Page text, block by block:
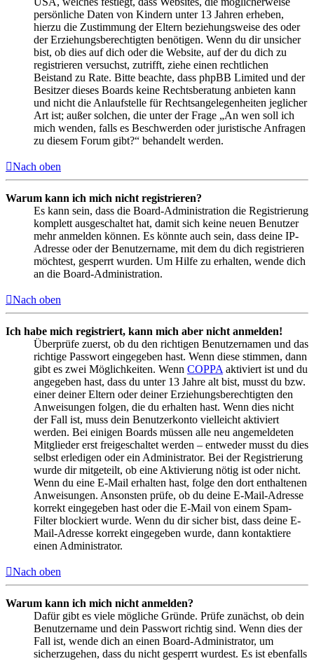
persönliche Daten von Kindern unter 13 Jahren erheben,
hierzu die Zustimmung der Eltern beziehungsweise des oder
der Erziehungsberechtigten benötigen. Wenn du dir unsicher
bist, ob dies auf dich oder die Website, auf der du dich zu
registrieren versuchst, zutrifft, ziehe einen rechtlichen
Beistand zu Rate. Bitte beachte, dass phpBB Limited und der
Besitzer dieses Boards keine Rechtsberatung anbieten kann
und nicht die Anlaufstelle für Rechtsangelegenheiten jeglicher
Art ist; außer solchen, die unter der Frage „An wen soll ich
mich wenden, falls es Beschwerden oder juristische Anfragen
zu diesem Forum gibt?“ behandelt werden.
Nach oben
Warum kann ich mich nicht registrieren?
Es kann sein, dass die Board-Administration die Registrierung
komplett ausgeschaltet hat, damit sich keine neuen Benutzer
mehr anmelden können. Es könnte auch sein, dass deine IP-
Adresse oder der Benutzername, mit dem du dich registrieren
möchtest, gesperrt wurden. Um Hilfe zu erhalten, wende dich
an die Board-Administration.
Nach oben
Ich habe mich registriert, kann mich aber nicht anmelden!
Überprüfe zuerst, ob du den richtigen Benutzernamen und das
richtige Passwort eingegeben hast. Wenn diese stimmen, dann
gibt es zwei Möglichkeiten. Wenn COPPA aktiviert ist und du
angegeben hast, dass du unter 13 Jahre alt bist, musst du bzw.
einer deiner Eltern oder deiner Erziehungsberechtigten den
Anweisungen folgen, die du erhalten hast. Wenn dies nicht
der Fall ist, muss dein Benutzerkonto vielleicht aktiviert
werden. Bei einigen Boards müssen alle neu angemeldeten
Mitglieder erst freigeschaltet werden – entweder musst du dies
selbst erledigen oder ein Administrator. Bei der Registrierung
wurde dir mitgeteilt, ob eine Aktivierung nötig ist oder nicht.
Wenn du eine E-Mail erhalten hast, folge den dort enthaltenen
Anweisungen. Ansonsten prüfe, ob du deine E-Mail-Adresse
korrekt eingegeben hast oder die E-Mail von einem Spam-
Filter blockiert wurde. Wenn du dir sicher bist, dass deine E-
Mail-Adresse korrekt eingegeben wurde, dann kontaktiere
einen Administrator.
Nach oben
Warum kann ich mich nicht anmelden?
Dafür gibt es viele mögliche Gründe. Prüfe zunächst, ob dein
Benutzername und dein Passwort richtig sind. Wenn dies der
Fall ist, wende dich an einen Board-Administrator, um
sicherzugehen, dass du nicht gesperrt wurdest. Es ist ebenfalls